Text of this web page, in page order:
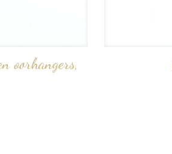
oorhangers,